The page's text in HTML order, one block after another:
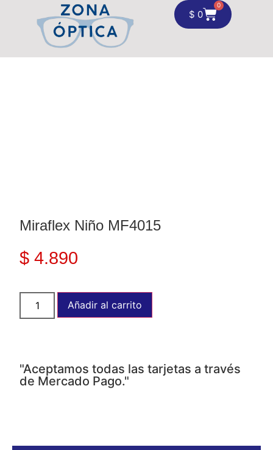
$ 0
0
Miraflex Niño MF4015
$ 4.890
Añadir al carrito
"Aceptamos todas las tarjetas a través
de Mercado Pago."